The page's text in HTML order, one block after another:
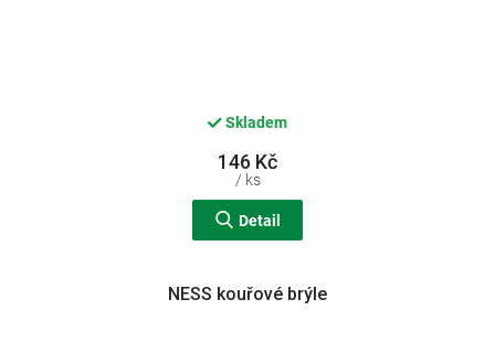
Skladem
146 Kč
/ ks
Detail
NESS kouřové brýle